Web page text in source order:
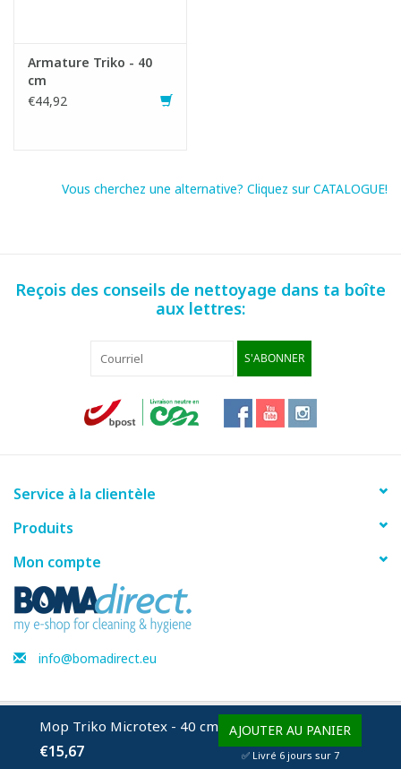
Mop Triko Microtex - 40 cm
€15,67
AJOUTER AU PANIER
✅ Livré 6 jours sur 7
Armature Triko - 40
cm
€44,92
Vous cherchez une alternative? Cliquez sur CATALOGUE!
Reçois des conseils de nettoyage dans ta boîte
aux lettres:
S'ABONNER
Service à la clientèle
Produits
Mon compte
info@bomadirect.eu
© Copyright 2026 BOMAdirect - Powered byLightspeed